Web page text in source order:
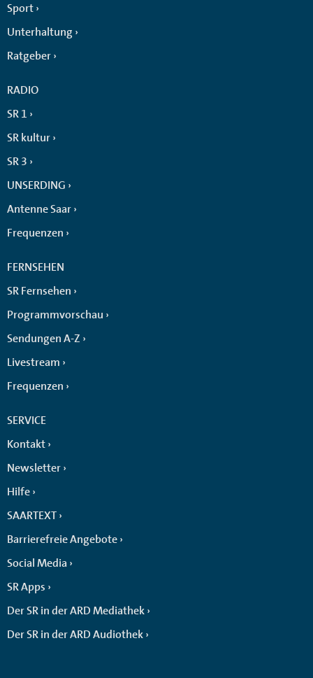
Sport
Unterhaltung
Ratgeber
RADIO
SR 1
SR kultur
SR 3
UNSERDING
Antenne Saar
Frequenzen
FERNSEHEN
SR Fernsehen
Programmvorschau
Sendungen A-Z
Livestream
Frequenzen
SERVICE
Kontakt
Newsletter
Hilfe
SAARTEXT
Barrierefreie Angebote
Social Media
SR Apps
Der SR in der ARD Mediathek
Der SR in der ARD Audiothek